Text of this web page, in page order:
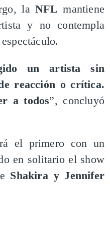
laNFL mantiene
y no contempla
un artista sin
reacción o crítica.
a todos”, concluyó
el primero con un
en solitario el show
Shakira y Jennifer